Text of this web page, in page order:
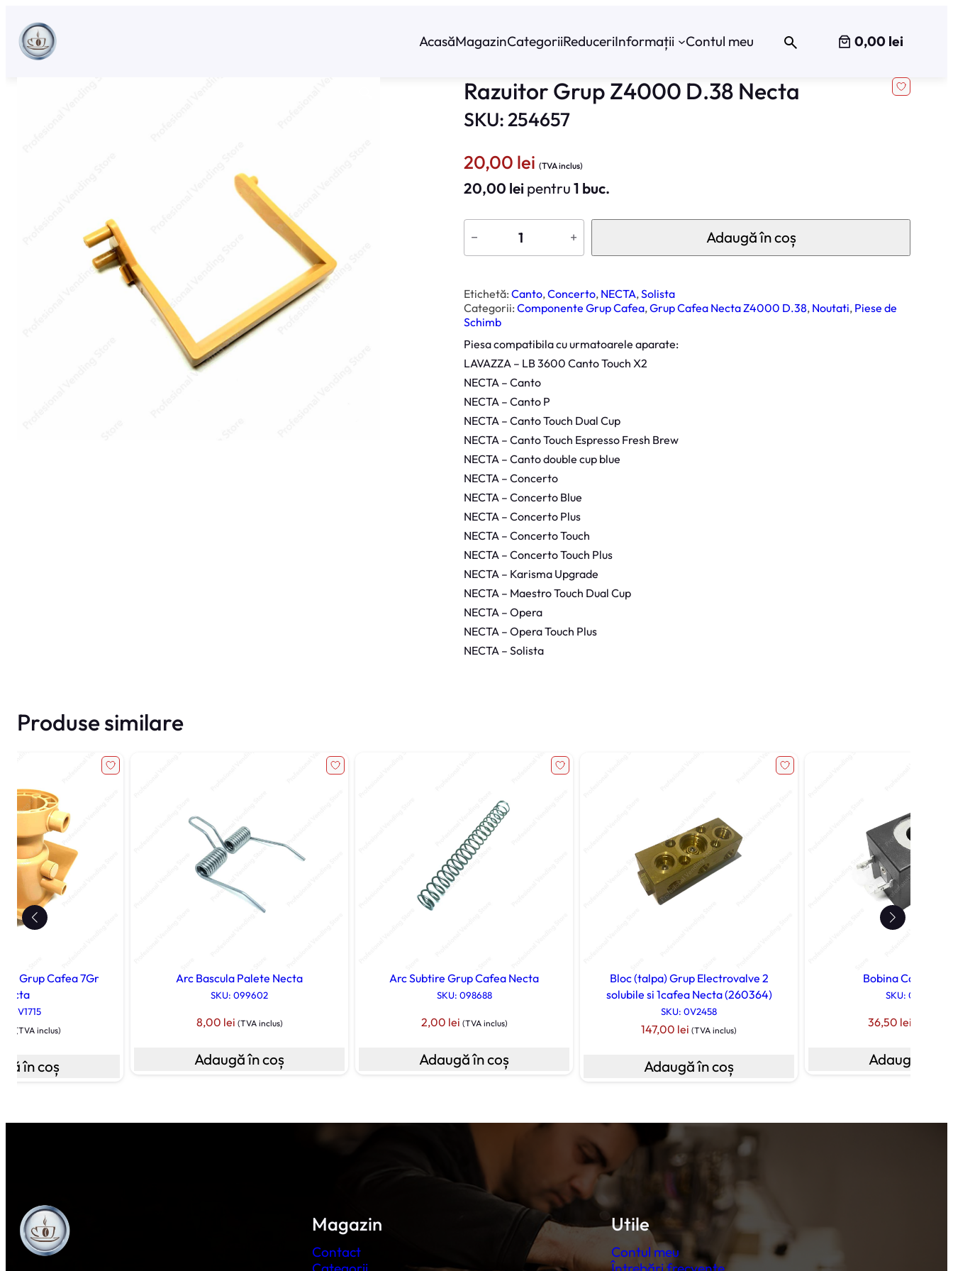
conținut
AcasăMagazinCategoriiReduceriInformații Contul meu 0,00 lei
Razuitor Grup Z4000 D.38 Necta
SKU: 254657
20,00 lei (TVA inclus)
20,00 lei pentru1 buc.
C
t
t
e
R
a
u
i
t
r
r
p
4
0
D
.
3
8
N
e
c
t
a
− + Adaugă în coș
Etichetă: Canto, Concerto, NECTA, Solista
Categorii: Componente Grup Cafea, Grup Cafea Necta Z4000 D.38, Noutati, Piese de
Schimb
Piesa compatibila cu urmatoarele aparate:
LAVAZZA – LB 3600 Canto Touch X2
NECTA – Canto
NECTA – Canto P
NECTA – Canto Touch Dual Cup
NECTA – Canto Touch Espresso Fresh Brew
NECTA – Canto double cup blue
NECTA – Concerto
NECTA – Concerto Blue
NECTA – Concerto Plus
NECTA – Concerto Touch
NECTA – Concerto Touch Plus
NECTA – Karisma Upgrade
NECTA – Maestro Touch Dual Cup
NECTA – Opera
NECTA – Opera Touch Plus
NECTA – Solista
Produse similare
Grup Cafea 7Gr
Necta
0V1715
(TVA inclus)
în coș
Arc Bascula Palete Necta
SKU: 099602
8,00 lei (TVA inclus)
Adaugă în coș
Arc Subtire Grup Cafea Necta
SKU: 098688
2,00 lei (TVA inclus)
Adaugă în coș
Bloc (talpa) Grup Electrovalve 2
solubile si 1cafea Necta (260364)
SKU: 0V2458
147,00 lei (TVA inclus)
Adaugă în coș
Bobina Cafea
SKU: 099057
36,50 lei
Adaugă în
Magazin
Contact
Utile
Contul meu